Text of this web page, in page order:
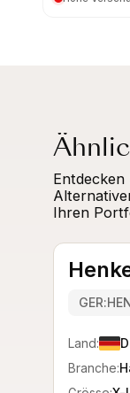
Ihren
Land:
Branche: